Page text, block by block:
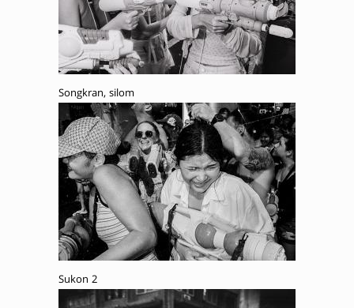
Songkran, silom
Sukon 2